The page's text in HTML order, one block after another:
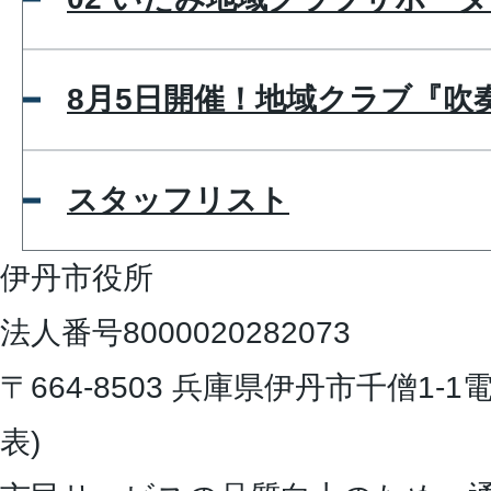
8月5日開催！地域クラブ『吹
スタッフリスト
伊丹市役所
法人番号8000020282073
〒664-8503 兵庫県伊丹市千僧1-1
表)